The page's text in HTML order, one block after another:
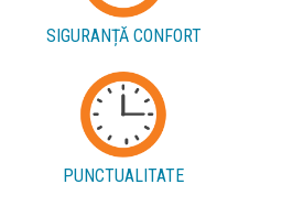
SIGURANȚĂ CONFORT
PUNCTUALITATE